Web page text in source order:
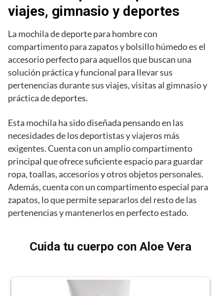
viajes, gimnasio y deportes
La mochila de deporte para hombre con
compartimento para zapatos y bolsillo húmedo es el
accesorio perfecto para aquellos que buscan una
solución práctica y funcional para llevar sus
pertenencias durante sus viajes, visitas al gimnasio y
práctica de deportes.
Esta mochila ha sido diseñada pensando en las
necesidades de los deportistas y viajeros más
exigentes. Cuenta con un amplio compartimento
principal que ofrece suficiente espacio para guardar
ropa, toallas, accesorios y otros objetos personales.
Además, cuenta con un compartimento especial para
zapatos, lo que permite separarlos del resto de las
pertenencias y mantenerlos en perfecto estado.
Cuida tu cuerpo con Aloe Vera